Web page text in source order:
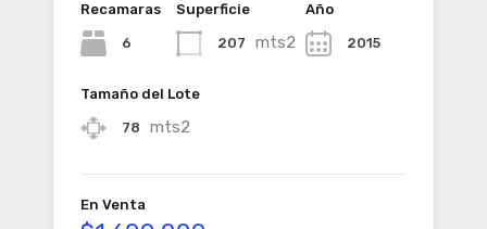
Recamaras
6
Superficie
207 mts2
Año
2015
Tamaño del Lote
78 mts2
En Venta